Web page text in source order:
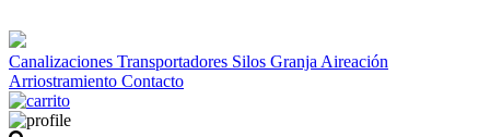
Canalizaciones Transportadores Silos Granja Aireación
Arriostramiento Contacto